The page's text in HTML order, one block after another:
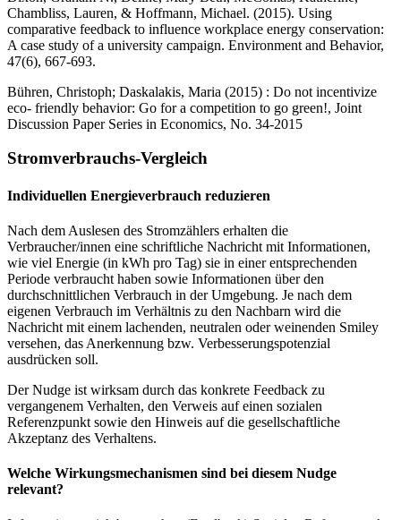
Chambliss, Lauren, & Hoffmann, Michael. (2015). Using
comparative feedback to influence workplace energy conservation:
A case study of a university campaign. Environment and Behavior,
47(6), 667-693.
Bühren, Christoph; Daskalakis, Maria (2015) : Do not incentivize
eco- friendly behavior: Go for a competition to go green!, Joint
Discussion Paper Series in Economics, No. 34-2015
Stromverbrauchs-Vergleich
Individuellen Energieverbrauch reduzieren
Nach dem Auslesen des Stromzählers erhalten die
Verbraucher/innen eine schriftliche Nachricht mit Informationen,
wie viel Energie (in kWh pro Tag) sie in einer entsprechenden
Periode verbraucht haben sowie Informationen über den
durchschnittlichen Verbrauch in der Umgebung. Je nach dem
eigenen Verbrauch im Verhältnis zu den Nachbarn wird die
Nachricht mit einem lachenden, neutralen oder weinenden Smiley
versehen, das Anerkennung bzw. Verbesserungspotenzial
ausdrücken soll.
Der Nudge ist wirksam durch das konkrete Feedback zu
vergangenem Verhalten, den Verweis auf einen sozialen
Referenzpunkt sowie den Hinweis auf die gesellschaftliche
Akzeptanz des Verhaltens.
Welche Wirkungsmechanismen sind bei diesem Nudge
relevant?